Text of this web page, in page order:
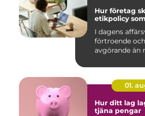
Hur företag
etikpolicy
I dagens
förtroende
avgörande än
01.
Hur ditt lag
tjäna pengar